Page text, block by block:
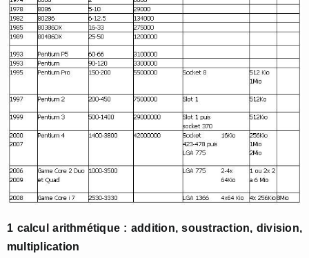
1 calcul arithmétique : addition, soustraction, division,
multiplication